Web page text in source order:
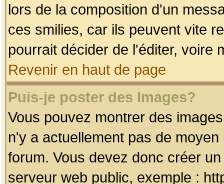
lors de la composition d'un
ces smilies, car ils peuvent vite
pourrait décider de l'éditer, voire
Revenir en haut de page
Puis-je poster des Images?
Vous pouvez montrer des
n'y a actuellement pas de
forum. Vous devez donc créer
serveur web public, exemple :